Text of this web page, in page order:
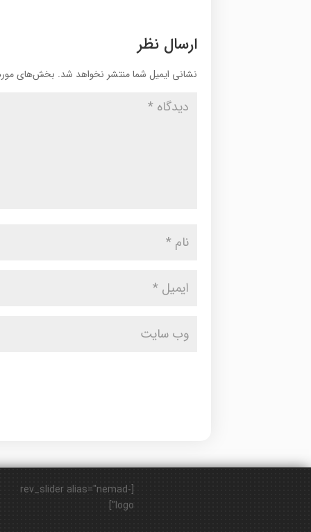
ارسال نظر
نشانی ایمیل شما منتشر نخواهد شد. بخش‌های
[rev_slider alias="nemad-
logo"]